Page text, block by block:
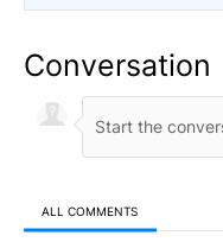
Conversation
ALL COMMENTS